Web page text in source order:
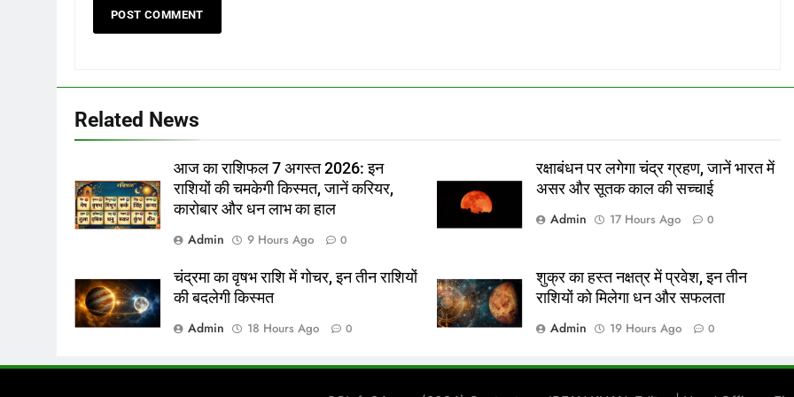
Related News
आज का राशिफल 7 अगस्त 2026: इन
राशियों की चमकेगी किस्मत, जानें करियर,
कारोबार और धन लाभ का हाल
Admin
9 Hours Ago 0
रक्षाबंधन पर लगेगा चंद्र ग्रहण, जानें भारत में
असर और सूतक काल की सच्चाई
Admin
17 Hours Ago 0
चंद्रमा का वृषभ राशि में गोचर, इन तीन राशियों
की बदलेगी किस्मत
Admin
18 Hours Ago 0
शुक्र का हस्त नक्षत्र में प्रवेश, इन तीन
राशियों को मिलेगा धन और सफलता
Admin
19 Hours Ago 0